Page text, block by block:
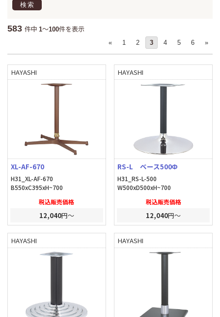
検索
583 件中 1～100件を表示
« 1 2 3 4 5 6 »
HAYASHI
XL-AF-670
H31_XL-AF-670
B550xC395xH~700
税込販売価格
12,040円～
HAYASHI
RS-L ベース500Φ
H31_RS-L-500
W500xD500xH~700
税込販売価格
12,040円～
HAYASHI HAYASHI